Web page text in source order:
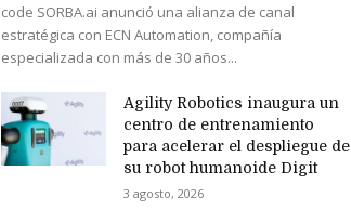
code SORBA.ai anunció una alianza de canal
estratégica con ECN Automation, compañía
especializada con más de 30 años...
Agility Robotics inaugura un
centro de entrenamiento
para acelerar el despliegue de
su robot humanoide Digit
3 agosto, 2026